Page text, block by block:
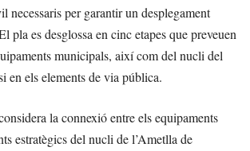
necessaris per garantir un desplegament
pla es desglossa en cinc etapes que preveuen
municipals, així com del nucli del
en els elements de via pública.
la connexió entre els equipaments
estratègics del nucli de l’Ametlla de